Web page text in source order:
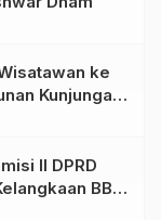
ke
Kunjungan
II DPRD
BBM